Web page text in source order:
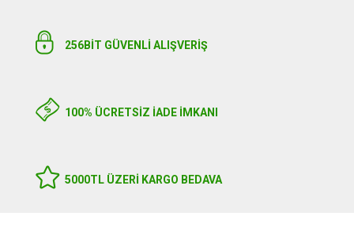
256BIT GÜVENLİ ALIŞVERİŞ
100% ÜCRETSİZ İADE İMKANI
5000TL ÜZERI KARGO BEDAVA